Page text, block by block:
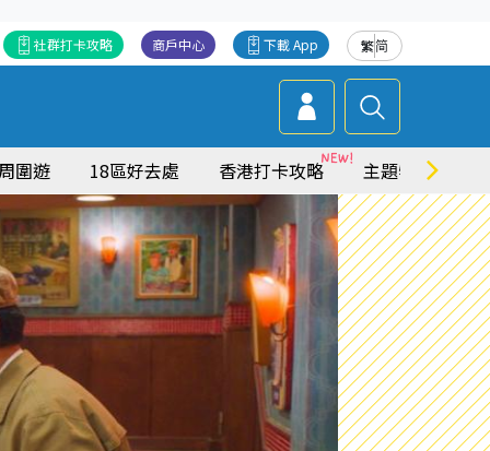
繁简
下載 App
商戶中心
社群打卡攻略
圍遊 18區好去處 香港打卡攻略 主題特集